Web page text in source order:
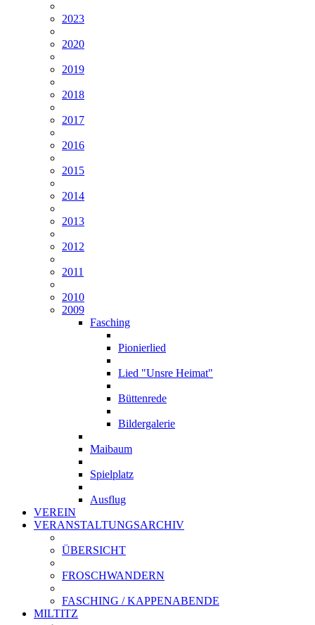
2023
2020
2019
2018
2017
2016
2015
2014
2013
2012
2011
2010
2009
Fasching
Pionierlied
Lied "Unsre Heimat"
Büttenrede
Bildergalerie
Maibaum
Spielplatz
Ausflug
VEREIN
VERANSTALTUNGSARCHIV
ÜBERSICHT
FROSCHWANDERN
FASCHING / KAPPENABENDE
MILTITZ